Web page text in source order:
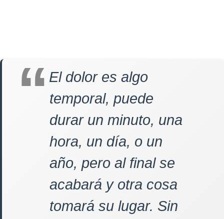
El dolor es algo
temporal, puede
durar un minuto, una
hora, un día, o un
año, pero al final se
acabará y otra cosa
tomará su lugar. Sin